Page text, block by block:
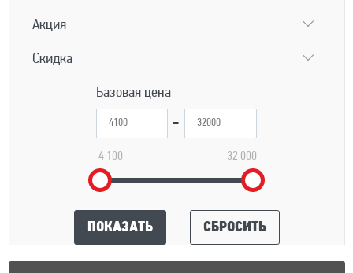
Акция
Скидка
Базовая цена
4 100 32 000
ПОКАЗАТЬ СБРОСИТЬ